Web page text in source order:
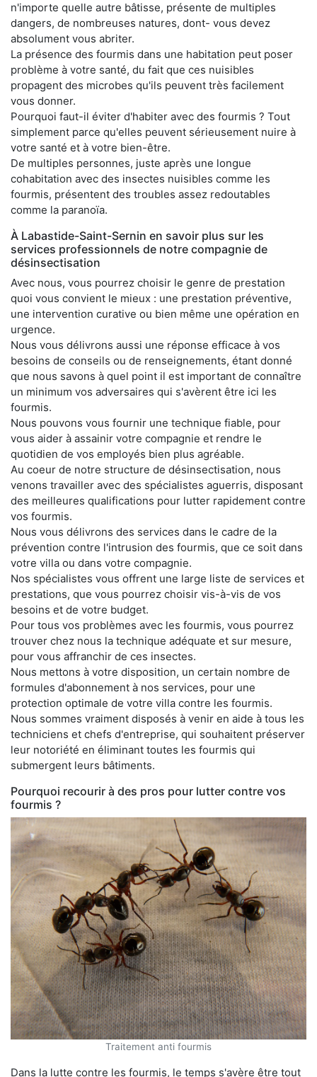
n'importe quelle autre bâtisse, présente de multiples
dangers, de nombreuses natures, dont- vous devez
absolument vous abriter.
La présence des fourmis dans une habitation peut poser
problème à votre santé, du fait que ces nuisibles
propagent des microbes qu'ils peuvent très facilement
vous donner.
Pourquoi faut-il éviter d'habiter avec des fourmis ? Tout
simplement parce qu'elles peuvent sérieusement nuire à
votre santé et à votre bien-être.
De multiples personnes, juste après une longue
cohabitation avec des insectes nuisibles comme les
fourmis, présentent des troubles assez redoutables
comme la paranoïa.
À Labastide-Saint-Sernin en savoir plus sur les
services professionnels de notre compagnie de
désinsectisation
Avec nous, vous pourrez choisir le genre de prestation
quoi vous convient le mieux : une prestation préventive,
une intervention curative ou bien même une opération en
urgence.
Nous vous délivrons aussi une réponse efficace à vos
besoins de conseils ou de renseignements, étant donné
que nous savons à quel point il est important de connaître
un minimum vos adversaires qui s'avèrent être ici les
fourmis.
Nous pouvons vous fournir une technique fiable, pour
vous aider à assainir votre compagnie et rendre le
quotidien de vos employés bien plus agréable.
Au coeur de notre structure de désinsectisation, nous
venons travailler avec des spécialistes aguerris, disposant
des meilleures qualifications pour lutter rapidement contre
vos fourmis.
Nous vous délivrons des services dans le cadre de la
prévention contre l'intrusion des fourmis, que ce soit dans
votre villa ou dans votre compagnie.
Nos spécialistes vous offrent une large liste de services et
prestations, que vous pourrez choisir vis-à-vis de vos
besoins et de votre budget.
Pour tous vos problèmes avec les fourmis, vous pourrez
trouver chez nous la technique adéquate et sur mesure,
pour vous affranchir de ces insectes.
Nous mettons à votre disposition, un certain nombre de
formules d'abonnement à nos services, pour une
protection optimale de votre villa contre les fourmis.
Nous sommes vraiment disposés à venir en aide à tous les
techniciens et chefs d'entreprise, qui souhaitent préserver
leur notoriété en éliminant toutes les fourmis qui
submergent leurs bâtiments.
Pourquoi recourir à des pros pour lutter contre vos
fourmis ?
Traitement anti fourmis
Dans la lutte contre les fourmis, le temps s'avère être tout